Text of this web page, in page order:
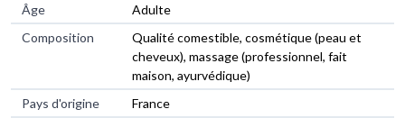
Âge
‎Adulte
Composition
‎Qualité comestible, cosmétique (peau et
cheveux), massage (professionnel, fait
maison, ayurvédique)
Pays d'origine
‎France